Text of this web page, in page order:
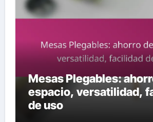
Mesas Plegables:
espacio, versatilidad,
de uso